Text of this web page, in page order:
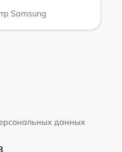
Samsung
данных